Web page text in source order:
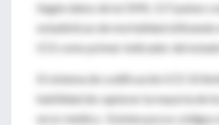
Según datos de la OMS, 117 países
estadísticas de mortalidad utilizando
ICD como primer indicador del
El sistema de codificación ICD 10
habilidad de capturar la mayoría de
error médico. Existen pocos códigos